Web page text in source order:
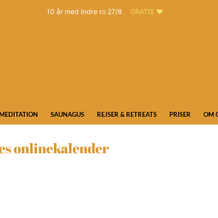
10 år med Indre ro 27/8 GRATIS ❤️
MEDITATION SAUNAGUS REJSER & RETREATS PRISER OM
onlinekalender